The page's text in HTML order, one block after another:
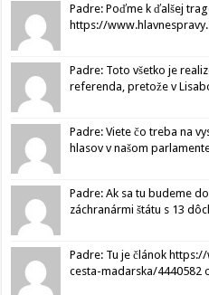
Padre: Poďme k ďalšej
https://
Padre: Toto všetko je
referenda, pretože v
Padre: Viete čo treba na
hlasov v našom
Padre: Ak sa tu budeme
záchranármi štátu s 13
Padre: Tu je článok
cesta-madarska/4440582